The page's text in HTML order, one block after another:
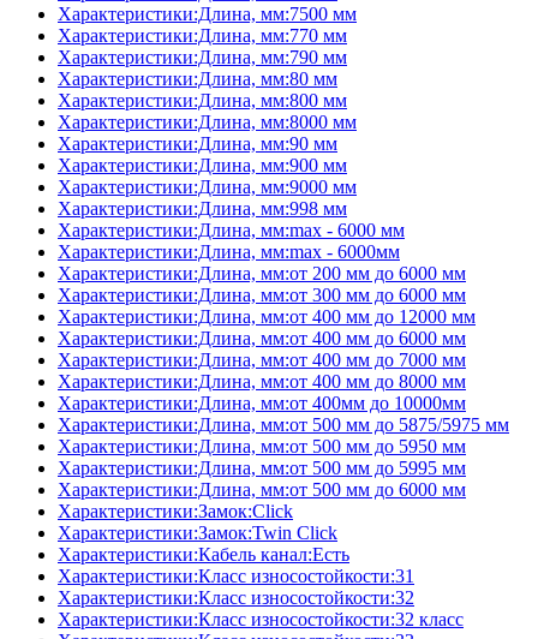
Характеристики:Длина, мм:7500 мм
Характеристики:Длина, мм:770 мм
Характеристики:Длина, мм:790 мм
Характеристики:Длина, мм:80 мм
Характеристики:Длина, мм:800 мм
Характеристики:Длина, мм:8000 мм
Характеристики:Длина, мм:90 мм
Характеристики:Длина, мм:900 мм
Характеристики:Длина, мм:9000 мм
Характеристики:Длина, мм:998 мм
Характеристики:Длина, мм:max - 6000 мм
Характеристики:Длина, мм:max - 6000мм
Характеристики:Длина, мм:от 200 мм до 6000 мм
Характеристики:Длина, мм:от 300 мм до 6000 мм
Характеристики:Длина, мм:от 400 мм до 12000 мм
Характеристики:Длина, мм:от 400 мм до 6000 мм
Характеристики:Длина, мм:от 400 мм до 7000 мм
Характеристики:Длина, мм:от 400 мм до 8000 мм
Характеристики:Длина, мм:от 400мм до 10000мм
Характеристики:Длина, мм:от 500 мм до 5875/5975 мм
Характеристики:Длина, мм:от 500 мм до 5950 мм
Характеристики:Длина, мм:от 500 мм до 5995 мм
Характеристики:Длина, мм:от 500 мм до 6000 мм
Характеристики:Замок:Click
Характеристики:Замок:Twin Click
Характеристики:Кабель канал:Есть
Характеристики:Класс износостойкости:31
Характеристики:Класс износостойкости:32
Характеристики:Класс износостойкости:32 класс